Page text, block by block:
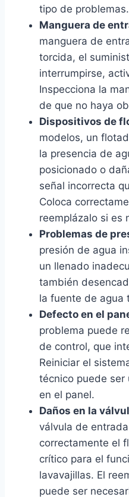
tipo de problemas.
Manguera de
manguera de
torcida, el
interrumpirse,
Inspecciona la
de que no haya
Dispositivos de
modelos, un
la presencia de
posicionado o
señal incorrecta
Coloca
reemplázalo si es
Problemas de
presión de agua
un llenado
también
la fuente de agua
Defecto en el
problema puede
de control, que
Reiniciar el
técnico puede ser
en el panel.
Daños en la
válvula de
correctamente el
crítico para el
lavavajillas. El
puede ser